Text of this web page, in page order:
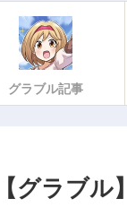
グラブル記事
【グラブ